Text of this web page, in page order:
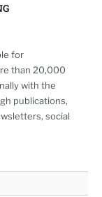
for
than 20,000
with the
publications,
social